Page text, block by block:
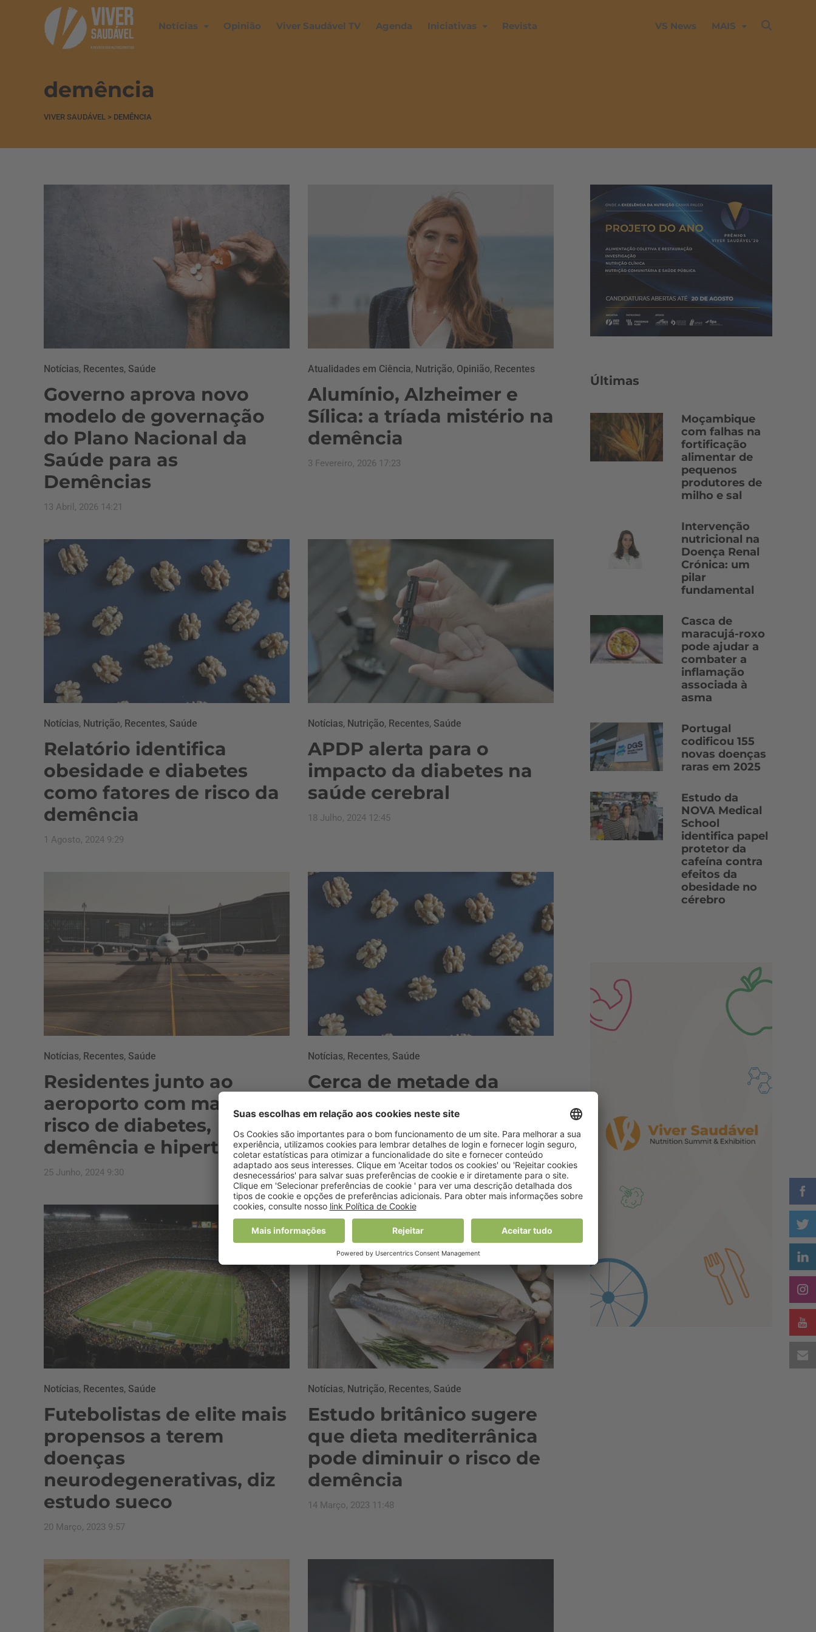
Notícias Opinião Viver Saudável TV Agenda Iniciativas Revista VS News MAIS
demência
VIVER SAUDÁVEL > DEMÊNCIA
Notícias, Recentes, Saúde
Governo aprova novo
modelo de governação
do Plano Nacional da
Saúde para as
Demências
13 Abril, 2026 14:21
Atualidades em Ciência, Nutrição, Opinião, Recentes
Alumínio, Alzheimer e
Sílica: a tríada mistério na
demência
3 Fevereiro, 2026 17:23
Notícias, Nutrição, Recentes, Saúde
Relatório identifica
obesidade e diabetes
como fatores de risco da
demência
1 Agosto, 2024 9:29
Notícias, Nutrição, Recentes, Saúde
APDP alerta para o
impacto da diabetes na
saúde cerebral
18 Julho, 2024 12:45
Notícias, Recentes, Saúde
Residentes junto ao
aeroporto com maior
risco de diabetes,
demência e hipertensão
25 Junho, 2024 9:30
Notícias, Recentes, Saúde
Cerca de metade da
2021 tinha uma doença
neurológica
15 Março, 2024 9:39
Notícias, Recentes, Saúde
Futebolistas de elite mais
propensos a terem
doenças
neurodegenerativas, diz
estudo sueco
20 Março, 2023 9:57
Notícias, Nutrição, Recentes, Saúde
Estudo britânico sugere
que dieta mediterrânica
pode diminuir o risco de
demência
14 Março, 2023 11:48
Últimas
Moçambique
com falhas na
fortificação
alimentar de
pequenos
produtores de
milho e sal
Intervenção
nutricional na
Doença Renal
Crónica: um
pilar
fundamental
Casca de
maracujá-roxo
pode ajudar a
combater a
inflamação
associada à
asma
Portugal
codificou 155
novas doenças
raras em 2025
Estudo da
NOVA Medical
School
identifica papel
protetor da
cafeína contra
efeitos da
obesidade no
cérebro